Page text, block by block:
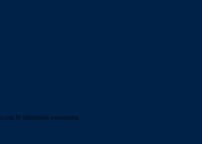
le istruzioni necessarie.